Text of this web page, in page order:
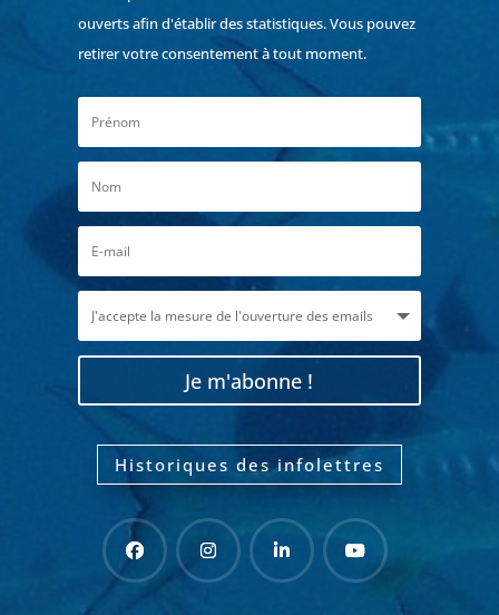
ouverts afin d'établir des statistiques. Vous pouvez
retirer votre consentement à tout moment.
Je m'abonne !
Historiques des infolettres